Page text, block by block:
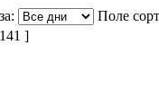
Поле
]